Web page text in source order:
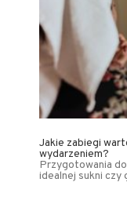
Jakie zabiegi
wydarzeniem?
Przygotowania
idealnej sukni